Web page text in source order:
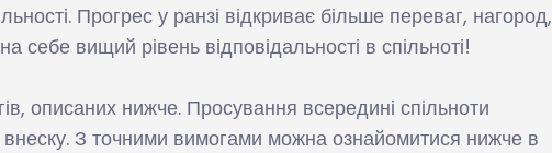
Прогрес у ранзі відкриває більше переваг, нагород,
себе вищий рівень відповідальності в спільноті!
описаних нижче. Просування всередині спільноти
внеску. З точними вимогами можна ознайомитися нижче в